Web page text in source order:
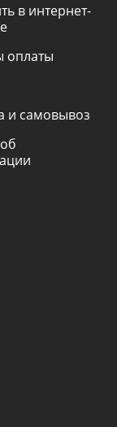
в интернет-
оплаты
и самовывоз